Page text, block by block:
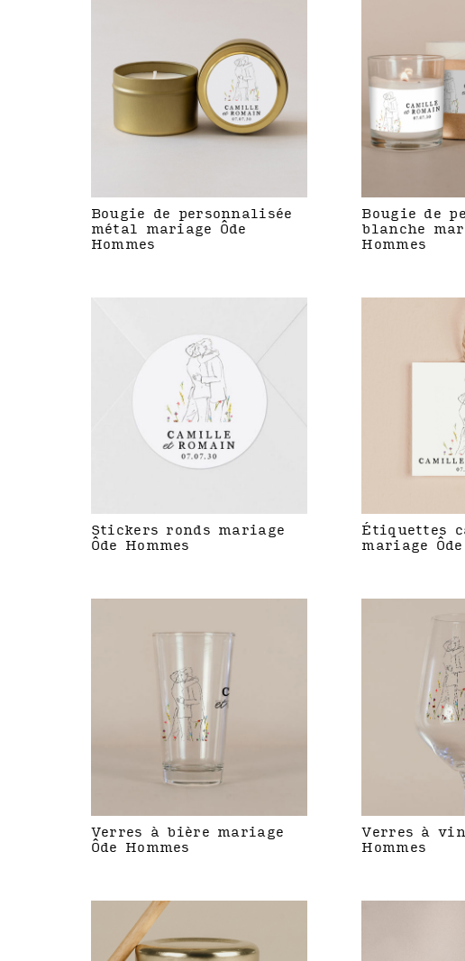
Bougie de personnalisée
métal mariage Ôde
Hommes
Bougie de
blanche
Hommes
Stickers ronds mariage
Ôde Hommes
Étiquettes
mariage Ôde
Verres à bière mariage
Ôde Hommes
Verres à
Hommes